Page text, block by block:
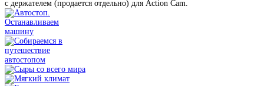
с держателем (продается отдельно) для Action Cam.